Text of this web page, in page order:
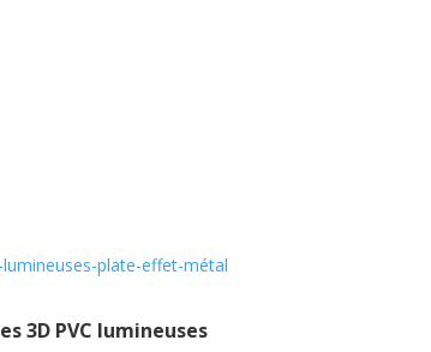
3D PVC lumineuses